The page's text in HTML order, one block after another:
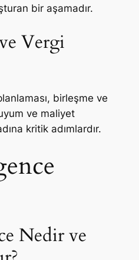
bir aşamadır.
Vergi
birleşme ve
ve maliyet
kritik adımlardır.
Nedir ve